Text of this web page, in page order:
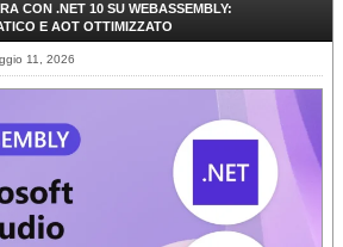
CON .NET 10 SU WEBASSEMBLY:
E AOT OTTIMIZZATO
11, 2026